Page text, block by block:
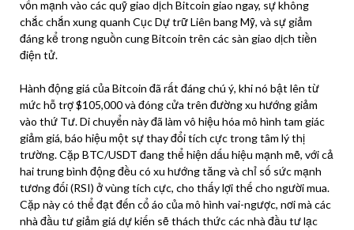
vốn mạnh vào các quỹ giao dịch Bitcoin giao ngay, sự không
chắc chắn xung quanh Cục Dự trữ Liên bang Mỹ, và sự giảm
đáng kể trong nguồn cung Bitcoin trên các sàn giao dịch tiền
điện tử.
Hành động giá của Bitcoin đã rất đáng chú ý, khi nó bật lên từ
mức hỗ trợ $105,000 và đóng cửa trên đường xu hướng giảm
vào thứ Tư. Di chuyển này đã làm vô hiệu hóa mô hình tam giác
giảm giá, báo hiệu một sự thay đổi tích cực trong tâm lý thị
trường. Cặp BTC/USDT đang thể hiện dấu hiệu mạnh mẽ, với cả
hai trung bình động đều có xu hướng tăng và chỉ số sức mạnh
tương đối (RSI) ở vùng tích cực, cho thấy lợi thế cho người mua.
Cặp này có thể đạt đến cổ áo của mô hình vai-ngược, nơi mà các
nhà đầu tư giảm giá dự kiến sẽ thách thức các nhà đầu tư lạc